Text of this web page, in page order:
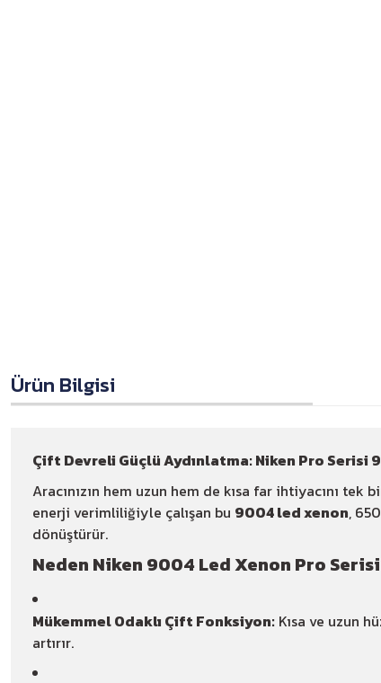
Ürün Bilgisi
Çift Devreli Güçlü Aydınlatma: Niken Pro Serisi
Aracınızın hem uzun hem de kısa far ihtiyacını
enerji verimliliğiyle çalışan bu 9004 led xenon,
dönüştürür.
Neden Niken 9004 Led Xenon Pro
Mükemmel Odaklı Çift Fonksiyon: Kısa ve uzun
artırır.